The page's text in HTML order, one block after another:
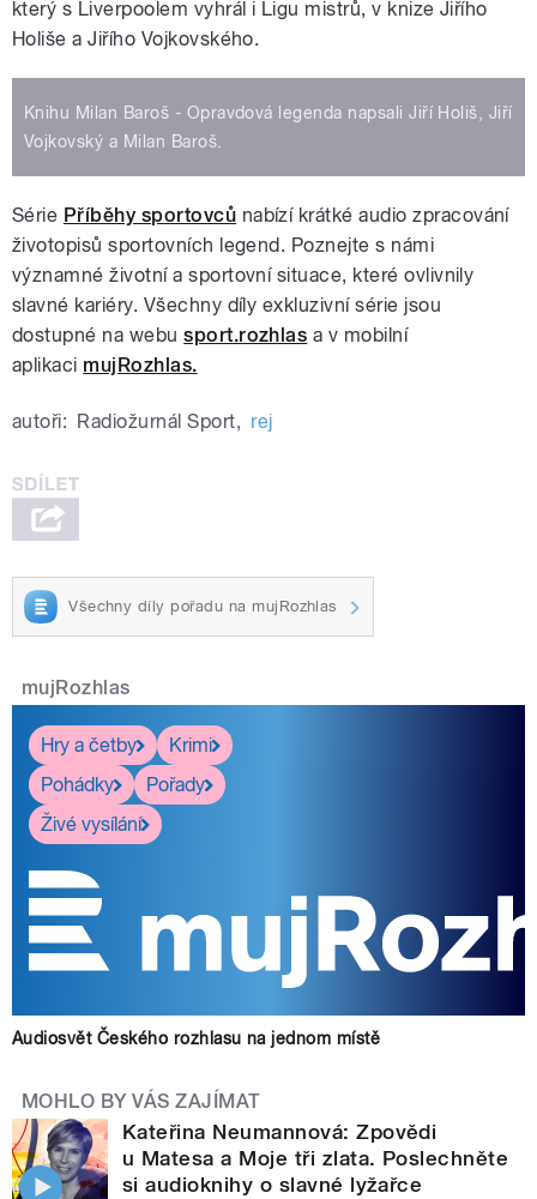
který s Liverpoolem vyhrál i Ligu mistrů, v knize Jiřího
Holiše a Jiřího Vojkovského.
Knihu Milan Baroš - Opravdová legenda napsali Jiří Holiš, Jiří
Vojkovský a Milan Baroš.
Série Příběhy sportovců nabízí krátké audio zpracování
životopisů sportovních legend. Poznejte s námi
významné životní a sportovní situace, které ovlivnily
slavné kariéry. Všechny díly exkluzivní série jsou
dostupné na webusport.rozhlas a v mobilní
aplikaci mujRozhlas.
autoři: Radiožurnál Sport, rej
Všechny díly pořadu na mujRozhlas
mujRozhlas
Hry a četby
Krimi
Pohádky
Pořady
Živé vysílání
Audiosvět Českého rozhlasu na jednom místě
MOHLO BY VÁS ZAJÍMAT
Kateřina Neumannová: Zpovědi
u Matesa a Moje tři zlata. Poslechněte
si audioknihy o slavné lyžařce